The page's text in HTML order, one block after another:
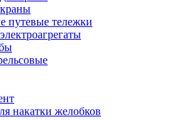
путевые тележки
накатки желобков